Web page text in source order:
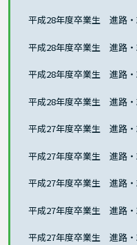
平成28年度卒業生 進路
平成28年度卒業生 進路
平成28年度卒業生 進路
平成28年度卒業生 進路
平成27年度卒業生 進路
平成27年度卒業生 進路
平成27年度卒業生 進路
平成27年度卒業生 進路
平成27年度卒業生 進路